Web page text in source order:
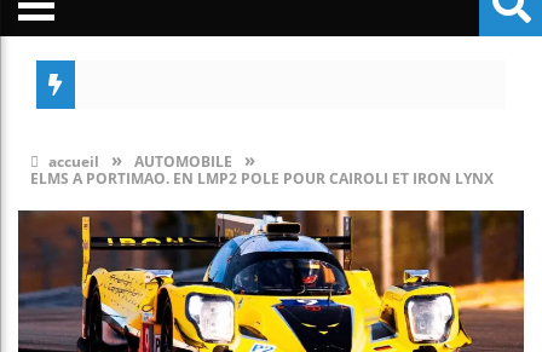
accueil » AUTOMOBILE »
ELMS A PORTIMAO. EN LMP2 POLE POUR CAIROLI ET IRON LYNX